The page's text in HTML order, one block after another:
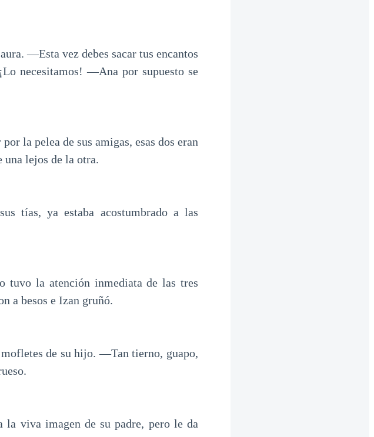
―Esta vez debes sacar tus encantos
necesitamos! ―Ana por supuesto se
la pelea de sus amigas, esas dos eran
una lejos de la otra.
tías, ya estaba acostumbrado a las
la atención inmediata de las tres
a besos e Izan gruñó.
de su hijo. ―Tan tierno, guapo,
la viva imagen de su padre, pero le da